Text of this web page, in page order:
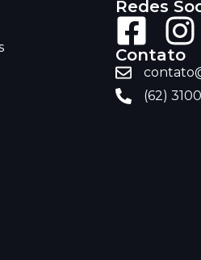
Redes
Contato
(62)